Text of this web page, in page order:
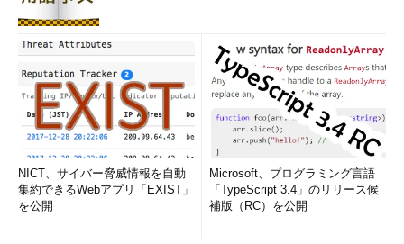
NICT、サイバー脅威情報を自動
集約できるWebアプリ「EXIST」
を公開
Microsoft、プログラミング言語
「TypeScript 3.4」のリリース候
補版（RC）を公開